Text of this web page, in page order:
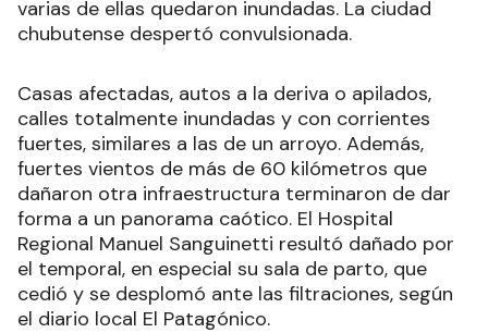
varias de ellas quedaron inundadas. La ciudad
chubutense despertó convulsionada.
Casas afectadas, autos a la deriva o apilados,
calles totalmente inundadas y con corrientes
fuertes, similares a las de un arroyo. Además,
fuertes vientos de más de 60 kilómetros que
dañaron otra infraestructura terminaron de dar
forma a un panorama caótico. El Hospital
Regional Manuel Sanguinetti resultó dañado por
el temporal, en especial su sala de parto, que
cedió y se desplomó ante las filtraciones, según
el diario local El Patagónico.